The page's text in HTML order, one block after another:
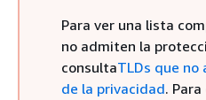
Para ver una lista
no admiten la
consultaTLDs que
de la privacidad.